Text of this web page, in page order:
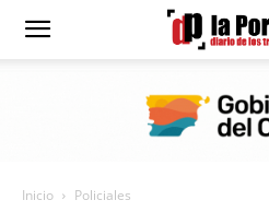
Diario
Inicio Policiales